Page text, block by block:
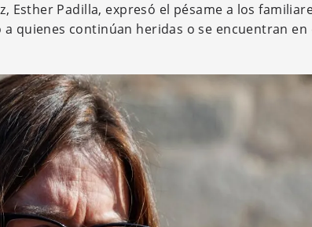
Esther Padilla, expresó el pésame a los
quienes continúan heridas o se encuentran en